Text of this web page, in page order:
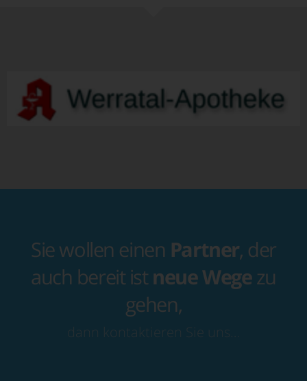
Sie wollen einen Partner, der
auch bereit ist neue Wegezu
gehen,
dann kontaktieren Sie uns…